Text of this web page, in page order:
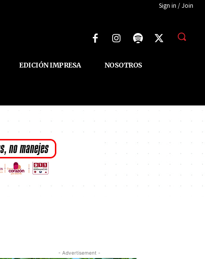
Sign in / Join
EDICIÓN IMPRESA NOSOTROS
- Advertisement -